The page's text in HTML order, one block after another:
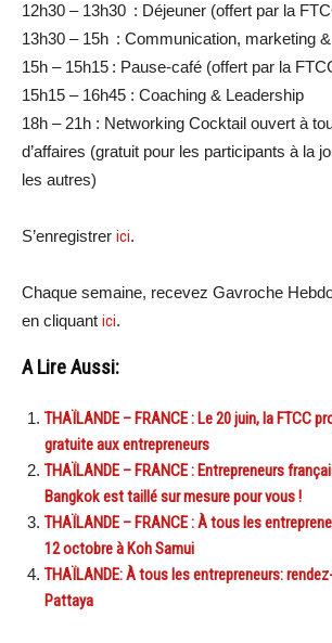
12h30 – 13h30 : Déjeuner (offert par la
13h30 – 15h : Communication, marketing
15h – 15h15 : Pause-café (offert par la
15h15 – 16h45 : Coaching & Leadership
18h – 21h : Networking Cocktail ouvert à
d’affaires (gratuit pour les participants à la
les autres)
S’enregistrer ici.
Chaque semaine, recevez Gavroche
en cliquant ici.
A Lire Aussi:
THAÏLANDE – FRANCE : Le 20 juin, la FTCC
gratuite aux entrepreneurs
THAÏLANDE – FRANCE : Entrepreneurs
Bangkok est taillé sur mesure pour vous !
THAÏLANDE – FRANCE : À tous les
12 octobre à Koh Samui
THAÏLANDE: À tous les entrepreneurs:
Pattaya